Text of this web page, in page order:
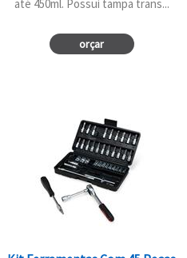
até 450ml. Possui tampa trans...
orçar